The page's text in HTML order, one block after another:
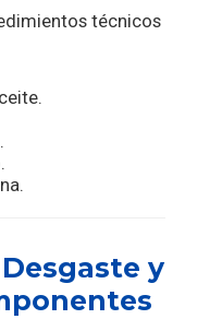
técnicos
y